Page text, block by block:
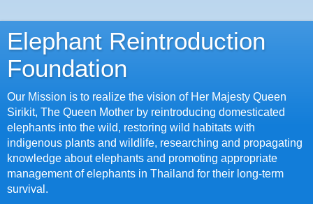
Elephant Reintroduction
Foundation
Our Mission is to realize the vision of Her Majesty Queen
Sirikit, The Queen Mother by reintroducing domesticated
elephants into the wild, restoring wild habitats with
indigenous plants and wildlife, researching and propagating
knowledge about elephants and promoting appropriate
management of elephants in Thailand for their long-term
survival.